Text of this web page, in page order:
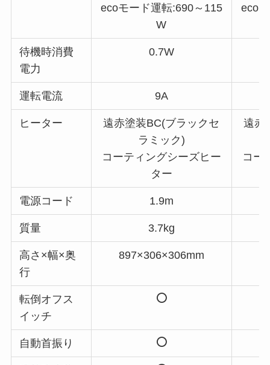
ecoモード運転:690～115
W
eco
待機時消費
電力
0.7W
運転電流 9A
ヒーター
遠赤塗装BC(ブラックセ
ラミック)
コーティングシーズヒー
ター
遠赤
コー
電源コード 1.9m
質量 3.7kg
高さ×幅×奥
行
897×306×306mm
転倒オフス
イッチ
自動首振り